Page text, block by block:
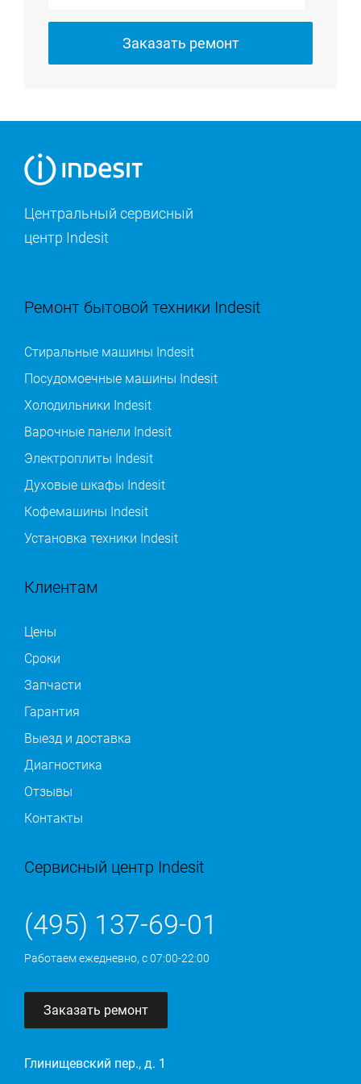
Заказать ремонт
Центральный сервисный
центр Indesit
Ремонт бытовой техники Indesit
Стиральные машины Indesit
Посудомоечные машины Indesit
Холодильники Indesit
Варочные панели Indesit
Электроплиты Indesit
Духовые шкафы Indesit
Кофемашины Indesit
Установка техники Indesit
Клиентам
Цены
Сроки
Запчасти
Гарантия
Выезд и доставка
Диагностика
Отзывы
Контакты
Сервисный центр Indesit
(495) 137-69-01
Работаем ежедневно, с 07:00-22:00
Заказать ремонт
Глинищевский пер., д. 1